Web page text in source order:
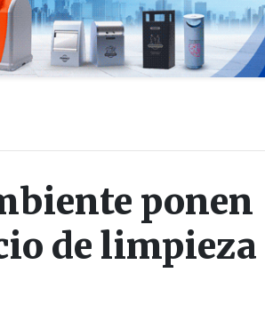
ponen
de limpieza